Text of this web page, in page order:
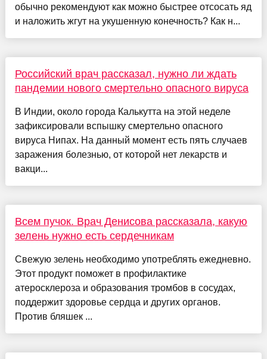
обычно рекомендуют как можно быстрее отсосать яд
и наложить жгут на укушенную конечность? Как н...
Российский врач рассказал, нужно ли ждать
пандемии нового смертельно опасного вируса
В Индии, около города Калькутта на этой неделе
зафиксировали вспышку смертельно опасного
вируса Нипах. На данный момент есть пять случаев
заражения болезнью, от которой нет лекарств и
вакци...
Всем пучок. Врач Денисова рассказала, какую
зелень нужно есть сердечникам
Свежую зелень необходимо употреблять ежедневно.
Этот продукт поможет в профилактике
атеросклероза и образования тромбов в сосудах,
поддержит здоровье сердца и других органов.
Против бляшек ...